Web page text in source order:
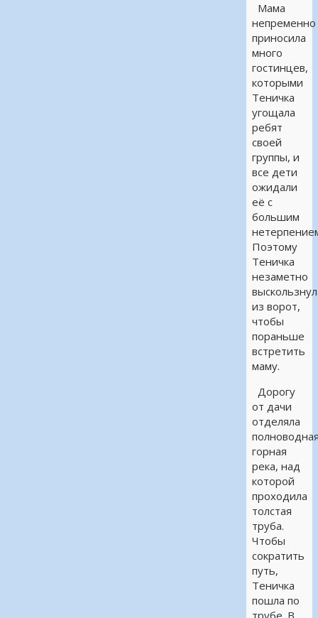
Мама
непременно
приносила
много
гостинцев,
которыми
Теничка
угощала
ребят
своей
группы, и
все дети
ожидали
её с
большим
Поэтому
Теничка
незаметно
из ворот,
чтобы
пораньше
встретить
маму.
Дорогу
от дачи
отделяла
горная
река, над
которой
проходила
толстая
труба.
Чтобы
сократить
путь,
Теничка
пошла по